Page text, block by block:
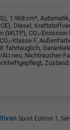
1.968 cm³,
Diesel,
(WLTP), CO₂-
Klasse F,
fahrtauglich,
neu, Nichtraucher-
Sport Edition 1,